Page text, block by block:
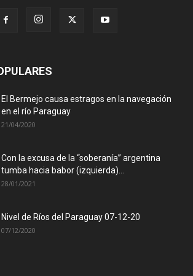
El Bermejo causa estragos en la navegación
en el río Paraguay
21/04/2020
Con la excusa de la “soberanía” argentina
tumba hacia babor (izquierda)...
28/01/2021
Nivel de Ríos del Paraguay 07-12-20
07/12/2020